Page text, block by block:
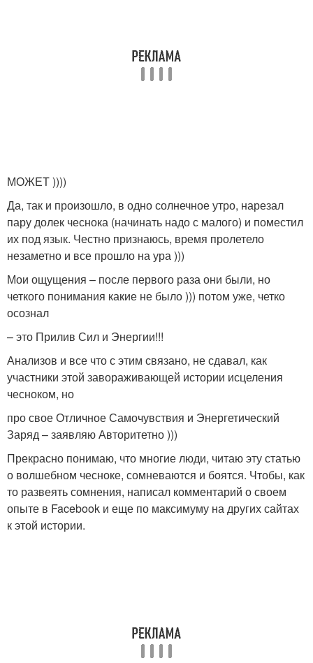
МОЖЕТ ))))
Да, так и произошло, в одно солнечное утро, нарезал
пару долек чеснока (начинать надо с малого) и поместил
их под язык. Честно признаюсь, время пролетело
незаметно и все прошло на ура )))
Мои ощущения – после первого раза они были, но
четкого понимания какие не было ))) потом уже, четко
осознал
– это Прилив Сил и Энергии!!!
Анализов и все что с этим связано, не сдавал, как
участники этой завораживающей истории исцеления
чесноком, но
про свое Отличное Самочувствия и Энергетический
Заряд – заявляю Авторитетно )))
Прекрасно понимаю, что многие люди, читаю эту статью
о волшебном чесноке, сомневаются и боятся. Чтобы, как
то развеять сомнения, написал комментарий о своем
опыте в Facebook и еще по максимуму на других сайтах
к этой истории.